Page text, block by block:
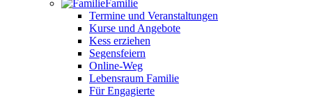
Familie
Termine und Veranstaltungen
Kurse und Angebote
Kess erziehen
Segensfeiern
Online-Weg
Lebensraum Familie
Für Engagierte